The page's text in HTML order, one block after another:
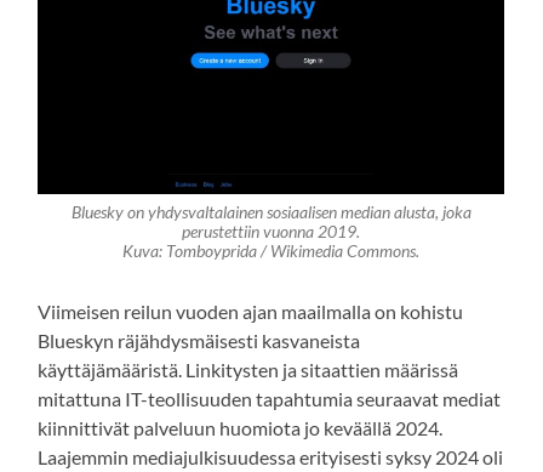
Bluesky on yhdysvaltalainen sosiaalisen median alusta, joka
perustettiin vuonna 2019.
Kuva: Tomboyprida / Wikimedia Commons.
Viimeisen reilun vuoden ajan maailmalla on kohistu
Blueskyn räjähdysmäisesti kasvaneista
käyttäjämääristä. Linkitysten ja sitaattien määrissä
mitattuna IT-teollisuuden tapahtumia seuraavat mediat
kiinnittivät palveluun huomiota jo keväällä 2024.
Laajemmin mediajulkisuudessa erityisesti syksy 2024 oli